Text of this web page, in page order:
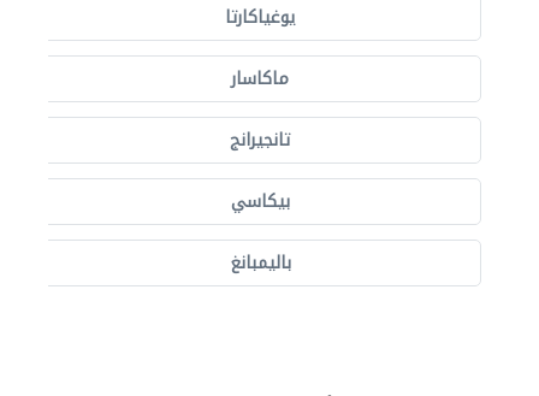
يوغياكارتا
ماكاسار
تانجيرانج
بيكاسي
باليمبانغ